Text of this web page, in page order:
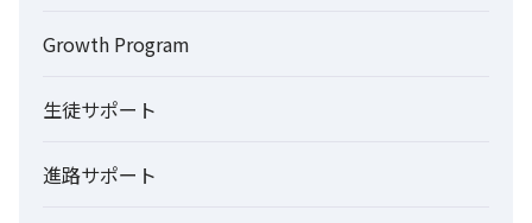
Growth Program
生徒サポート
進路サポート